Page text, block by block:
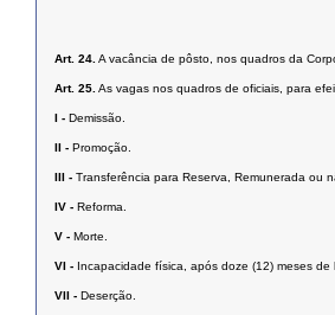
Art. 24. A vacância de pôsto, nos quadros da
Art. 25. As vagas nos quadros de oficiais, para
I - Demissão.
II - Promoção.
III - Transferência para Reserva, Remunerada ou
IV - Reforma.
V - Morte.
VI - Incapacidade física, após doze (12) meses de
VII - Deserção.